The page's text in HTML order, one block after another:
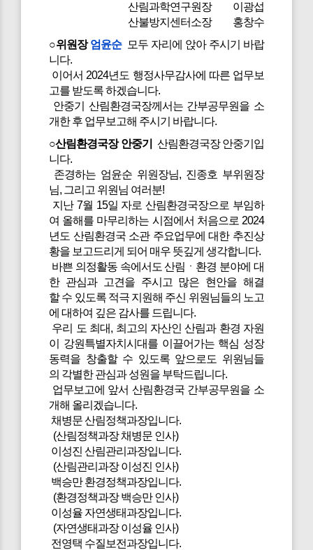
산림과학연구원장 이광섭
산불방지센터소장 홍창수
○위원장엄윤순모두 자리에 앉아 주시기 바랍
니다.
이어서 2024년도 행정사무감사에 따른 업무보
고를 받도록 하겠습니다.
안중기 산림환경국장께서는 간부공무원을 소
개한 후 업무보고해 주시기 바랍니다.
○산림환경국장 안중기
산림환경국장 안중기입
니다.
존경하는 엄윤순 위원장님, 진종호 부위원장
님, 그리고 위원님 여러분!
지난 7월 15일 자로 산림환경국장으로 부임하
여 올해를 마무리하는 시점에서 처음으로 2024
년도 산림환경국 소관 주요업무에 대한 추진상
황을 보고드리게 되어 매우 뜻깊게 생각합니다.
바쁜 의정활동 속에서도 산림ㆍ환경 분야에 대
한 관심과 고견을 주시고 많은 현안을 해결
할 수 있도록 적극 지원해 주신 위원님들의 노고
에 대하여 깊은 감사를 드립니다.
우리 도 최대, 최고의 자산인 산림과 환경 자원
이 강원특별자치시대를 이끌어가는 핵심 성장
동력을 창출할 수 있도록 앞으로도 위원님들
의 각별한 관심과 성원을 부탁드립니다.
업무보고에 앞서 산림환경국 간부공무원을 소
개해 올리겠습니다.
채병문 산림정책과장입니다.
(산림정책과장 채병문 인사)
이성진 산림관리과장입니다.
(산림관리과장 이성진 인사)
백승만 환경정책과장입니다.
(환경정책과장 백승만 인사)
이성율 자연생태과장입니다.
(자연생태과장 이성율 인사)
전영택 수질보전과장입니다.